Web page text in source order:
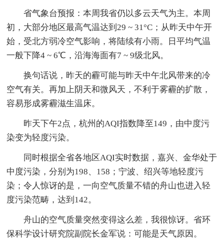
省气象台预报：本周我省仍以多云天气为主。本周
初，大部分地区最高气温达到29 ~ 31°C；从昨天中午开
始，受北方弱冷空气影响，将陆续有小雨。日平均气温
一般下降4 ~ 6℃，沿海海面有7 ~ 9级北风。
换句话说，昨天的霾可能与昨天中午北风带来的冷
空气有关。再加上阴天和微风天，不利于雾霾的扩散，
容易形成雾霾滋生温床。
昨天下午2点，杭州的AQI指数降至149，由中度污
染变为轻度污染。
同时根据全省各地区AQI实时数据，嘉兴、金华处于
中度污染，分别为198、158；宁波、绍兴等地轻度污
染；令人惊讶的是，一向空气质量不错的舟山也进入轻
度污染范畴，达到142。
舟山的空气质量突然变得这么差，我很惊讶。省环
保科学设计研究院副院长金军说：可能是天气原因。